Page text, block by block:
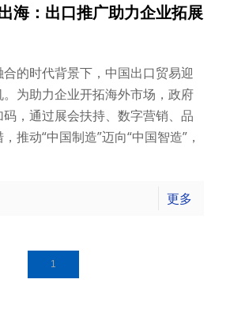
海：出口推广助力企业拓展
的时代背景下，中国出口贸易迎
为助力企业开拓海外市场，政府
，通过展会扶持、数字营销、品
推动“中国制造”迈向“中国智造”，
更多
1